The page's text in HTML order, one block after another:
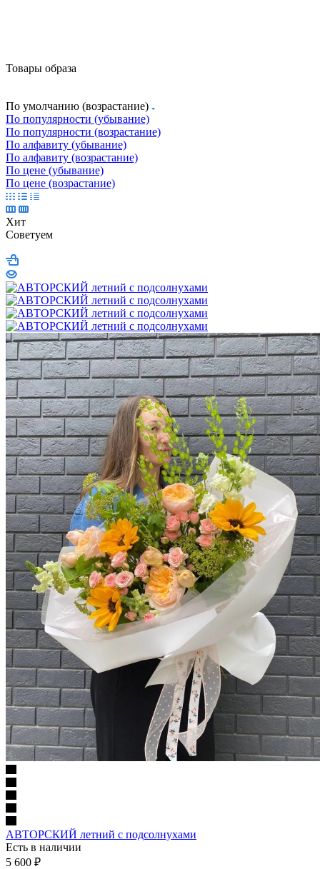
Товары образа
По умолчанию (возрастание)
По популярности (убывание)
По популярности (возрастание)
По алфавиту (убывание)
По алфавиту (возрастание)
По цене (убывание)
По цене (возрастание)
Хит
Советуем
АВТОРСКИЙ летний с подсолнухами
Есть в наличии
5 600 ₽